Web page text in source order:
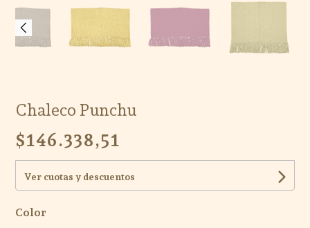
Chaleco Punchu
$146.338,51
Ver cuotas y descuentos
Color